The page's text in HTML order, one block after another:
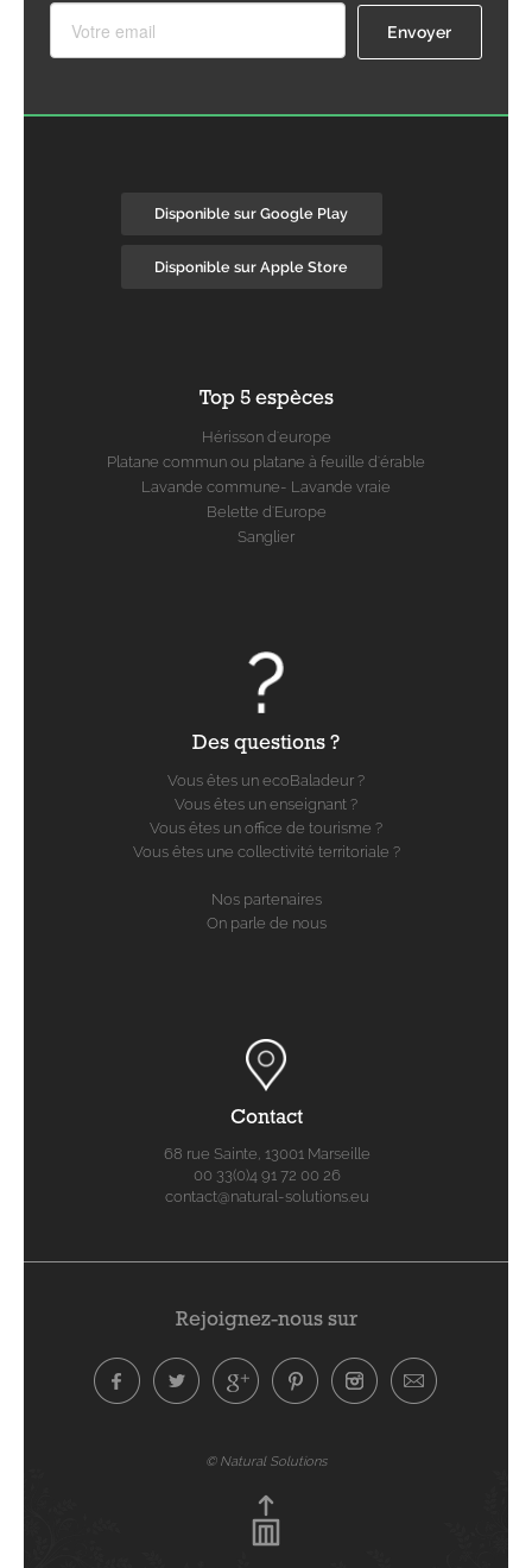
Disponible sur Google Play
Disponible sur Apple Store
Top 5 espèces
Hérisson d'europe
Platane commun ou platane à feuille d'érable
Lavande commune- Lavande vraie
Belette d'Europe
Sanglier
Des questions ?
Vous êtes un ecoBaladeur ?
Vous êtes un enseignant ?
Vous êtes un office de tourisme ?
Vous êtes une collectivité territoriale ?
Nos partenaires
On parle de nous
Contact
68 rue Sainte, 13001 Marseille
00 33(0)4 91 72 00 26
contact@natural-solutions.eu
Rejoignez-nous sur
© Natural Solutions